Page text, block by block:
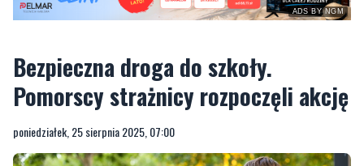
ADS BY NGM
Bezpieczna droga do szkoły.
Pomorscy strażnicy rozpoczęli akcję
poniedziałek, 25 sierpnia 2025, 07:00